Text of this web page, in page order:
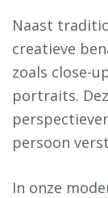
Naast
creatieve
zoals close-
portraits.
persoon
In onze